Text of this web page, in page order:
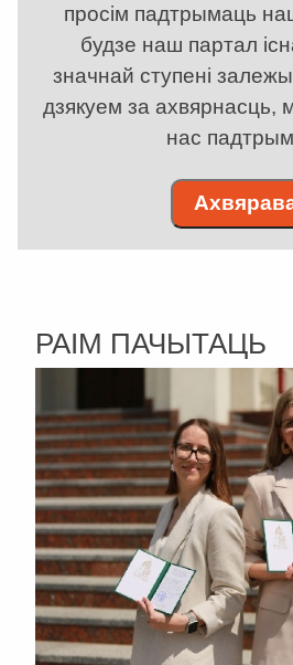
просім падтрымаць
будзе наш партал
значнай ступені
дзякуем за ахвярнасць,
нас
РАІМ ПАЧЫТАЦЬ